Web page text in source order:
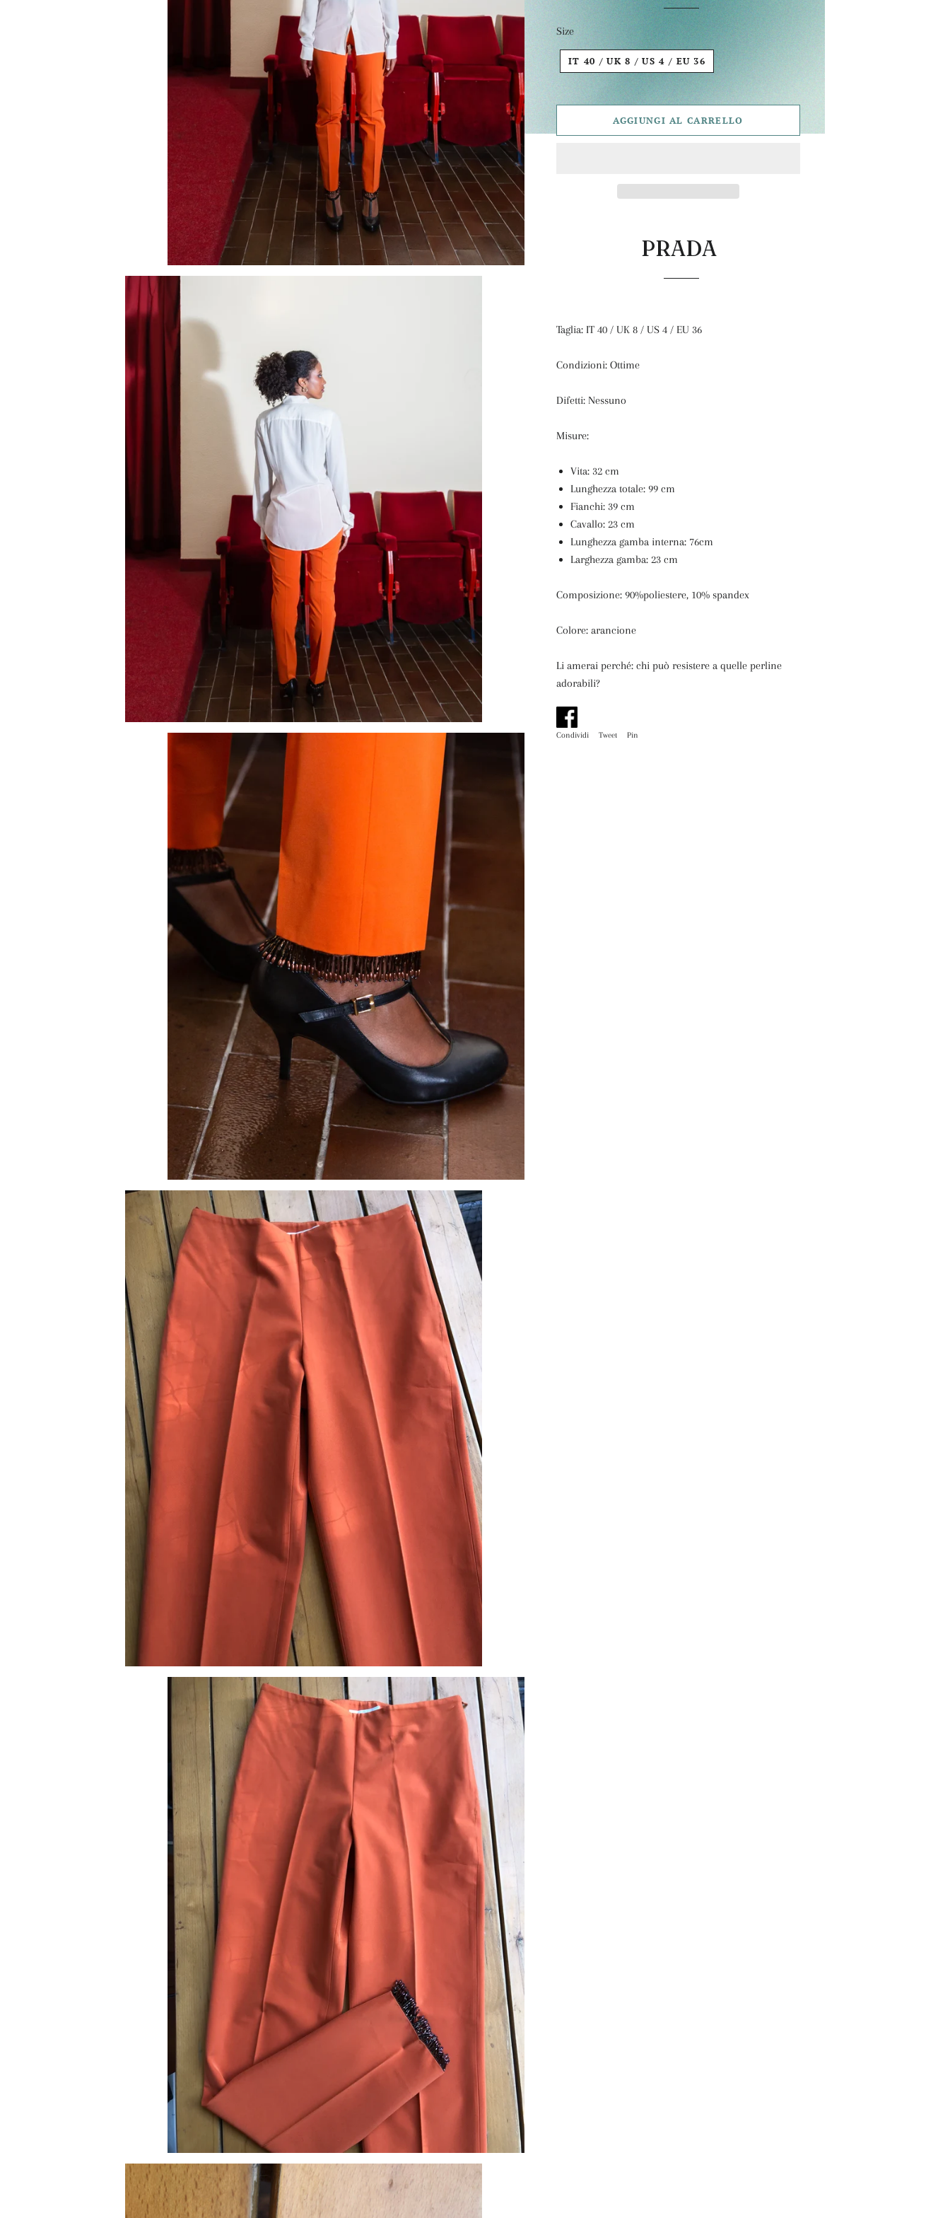
Size
IT 40 / UK 8 / US 4 / EU 36
AGGIUNGI AL CARRELLO
PRADA
Taglia: IT 40 / UK 8 / US 4 / EU 36
Condizioni: Ottime
Difetti: Nessuno
Misure:
Vita: 32 cm
Lunghezza totale: 99 cm
Fianchi: 39 cm
Cavallo: 23 cm
Lunghezza gamba interna: 76cm
Larghezza gamba: 23 cm
Composizione: 90%poliestere, 10% spandex
Colore: arancione
Li amerai perché: chi può resistere a quelle perline
adorabili?
Condividi
Condividi
Tweet
Twitta
Pin